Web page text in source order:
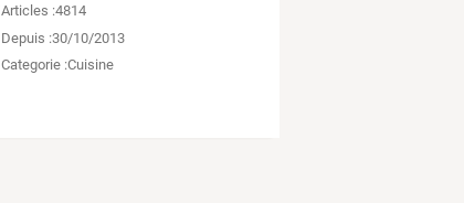
Articles :4814
Depuis :30/10/2013
Categorie :Cuisine